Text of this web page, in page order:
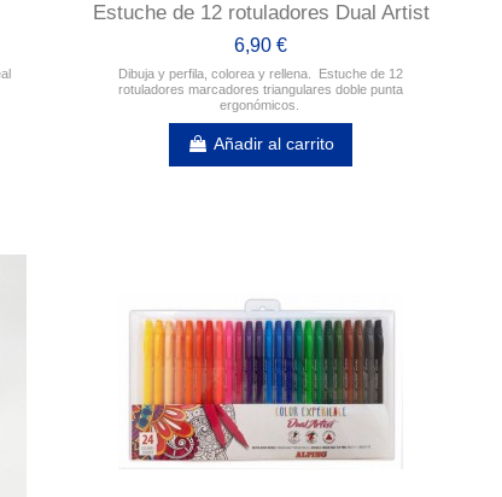
Estuche de 12 rotuladores Dual Artist
6,90 €
Dibuja y perfila, colorea y rellena. Estuche de 12
rotuladores marcadores triangulares doble punta
ergonómicos.
Añadir al carrito